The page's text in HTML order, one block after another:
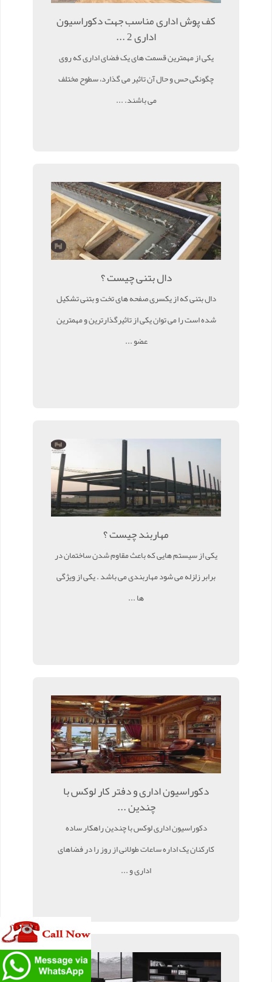
کف پوش اداری مناسب جهت دکوراسیون
اداری 2 ...
یکی از مهمترین قسمت های یک فضای اداری که روی
چگونگی حس و حال آن تاثیر می گذارد، سطوح مختلف
می باشند. ...
دال بتنی چیست ؟
دال بتنی که از یکسری صفحه های تخت و بتنی تشکیل
شده است را می توان یکی از تاثیرگذارترین و مهمترین
عضو ...
مهاربند چیست ؟
یکی از سیستم هایی که باعث مقاوم شدن ساختمان در
برابر زلزله می شود مهاربندی می باشد . یکی از ویژگی
ها ...
دکوراسیون اداری و دفتر کار لوکس با
چندین ...
دکوراسیون اداری لوکس با چندین راهکار ساده
کارکنان یک اداره ساعات طولانی از روز را در فضاهای
اداری و ...